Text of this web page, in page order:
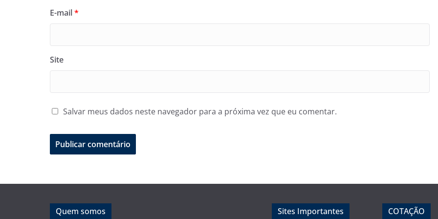
E-mail*
Site
Salvar meus dados neste navegador para a próxima vez que eu comentar.
Quem somos Sites Importantes COTAÇÃO